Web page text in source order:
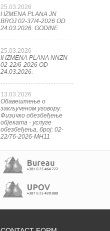
25.03.2026
I IZMENA PLANA JN
BROJ 02-37/4-2026 OD
24.03.2026. GODINE
25.03.2026
II IZMENA PLANA NNZN
02-22/6-2026 OD
24.03.2026.
13.03.2026
Обавештење о
закљученом уговору:
Физичко обезбеђење
објеката - услуге
обезбеђења, број: 02-
22/76-2026-МН11